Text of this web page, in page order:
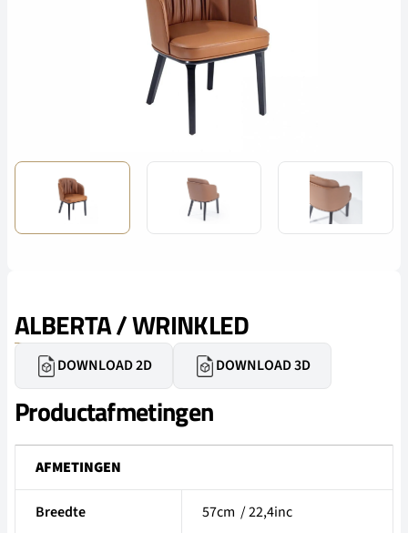
ALBERTA / WRINKLED
DOWNLOAD 2D DOWNLOAD 3D
Productafmetingen
AFMETINGEN
Breedte 57cm / 22,4inc